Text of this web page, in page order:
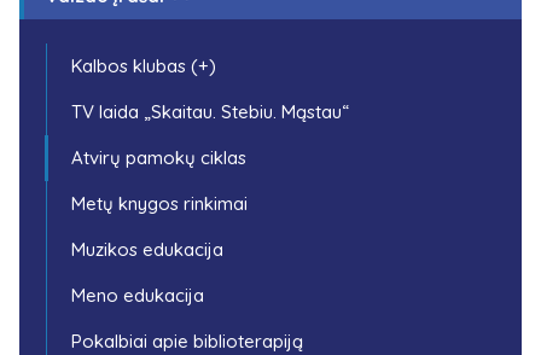
Kalbos klubas (+)
TV laida „Skaitau. Stebiu. Mąstau“
Atvirų pamokų ciklas
Metų knygos rinkimai
Muzikos edukacija
Meno edukacija
Pokalbiai apie biblioterapiją